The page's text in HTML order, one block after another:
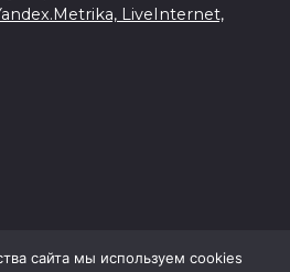
LiveInternet,
сайта мы используем cookies